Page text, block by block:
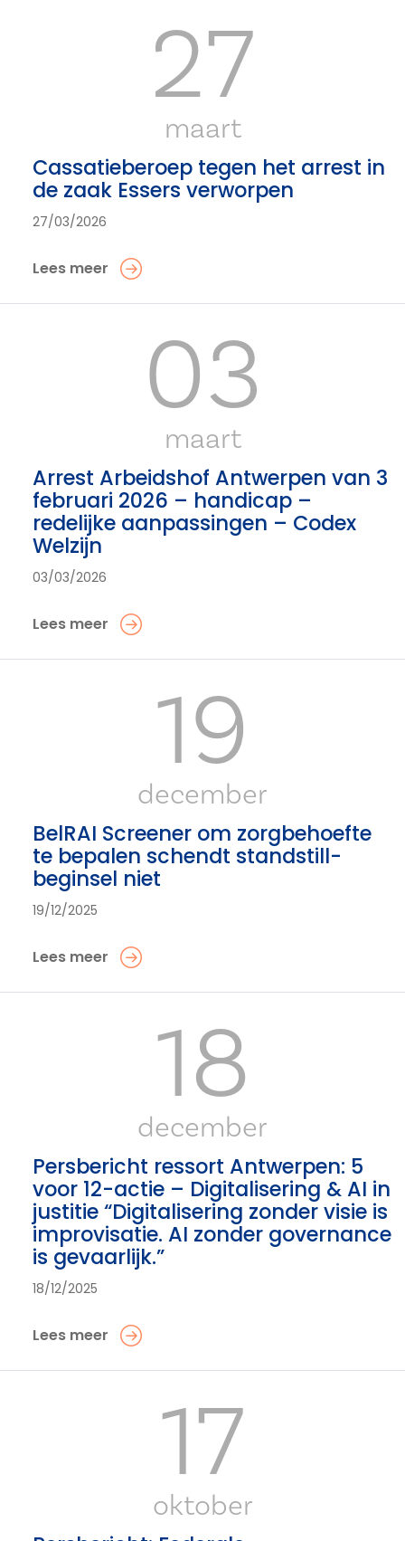
27
maart
Cassatieberoep tegen het arrest in
de zaak Essers verworpen
27/03/2026
Lees meer
03
maart
Arrest Arbeidshof Antwerpen van 3
februari 2026 – handicap –
redelijke aanpassingen – Codex
Welzijn
03/03/2026
Lees meer
19
december
BelRAI Screener om zorgbehoefte
te bepalen schendt standstill-
beginsel niet
19/12/2025
Lees meer
18
december
Persbericht ressort Antwerpen: 5
voor 12-actie – Digitalisering & AI in
justitie “Digitalisering zonder visie is
improvisatie. AI zonder governance
is gevaarlijk.”
18/12/2025
Lees meer
17
oktober